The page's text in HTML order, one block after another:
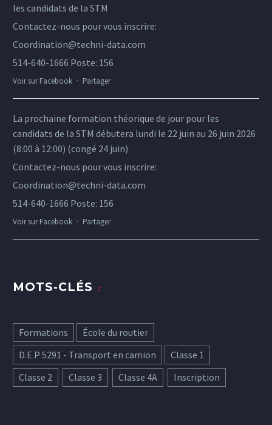
les candidats de la STM
Contactez-nous pour vous inscrire:
Coordination@techni-data.com
514-640-1666 Poste: 156
Voir sur Facebook · Partager
La prochaine formation théorique de jour pour les
candidats de la STM débutera lundi le 22 juin au 26 juin 2026
(8:00 à 12:00) (congé 24 juin)
Contactez-nous pour vous inscrire:
Coordination@techni-data.com
514-640-1666 Poste: 156
Voir sur Facebook · Partager
MOTS-CLÉS
Formations
École du routier
D.E.P 5291 - Transport en camion
Classe 1
Classe 2
Classe 3 Classe 4A Inscription